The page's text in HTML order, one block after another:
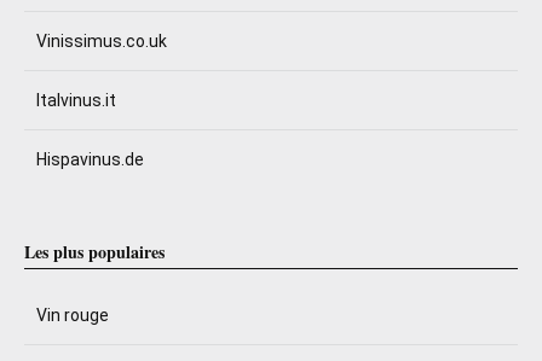
Vinissimus.co.uk
Italvinus.it
Hispavinus.de
Les plus populaires
Vin rouge